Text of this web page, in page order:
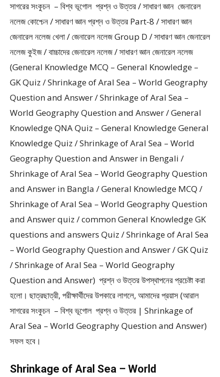
সাগরের সংকুচন – বিশ্ব ভূগোল প্রশ্ন ও উত্তর / সাধারণ জ্ঞান জেনারেল
নলেজ কোশ্চেন / সাধারণ জ্ঞান প্রশ্ন ও উত্তর Part-8 / সাধারণ জ্ঞান
জেনারেল নলেজ খেলা / জেনারেল নলেজ Group D / সাধারণ জ্ঞান জেনারেল
নলেজ কুইজ / বাচ্চাদের জেনারেল নলেজ / সাধারণ জ্ঞান জেনারেল নলেজ
(General Knowledge MCQ – General Knowledge –
GK Quiz / Shrinkage of Aral Sea – World Geography
Question and Answer / Shrinkage of Aral Sea –
World Geography Question and Answer / General
Knowledge QNA Quiz – General Knowledge General
Knowledge Quiz / Shrinkage of Aral Sea – World
Geography Question and Answer in Bengali /
Shrinkage of Aral Sea – World Geography Question
and Answer in Bangla / General Knowledge MCQ /
Shrinkage of Aral Sea – World Geography Question
and Answer quiz / common General Knowledge GK
questions and answers Quiz / Shrinkage of Aral Sea
– World Geography Question and Answer / GK Quiz
/ Shrinkage of Aral Sea – World Geography
Question and Answer) প্রশ্ন ও উত্তর উপস্থাপনের প্রচেষ্টা করা
হলাে। ছাত্রছাত্রী, পরীক্ষার্থীদের উপকারে লাগলে, আমাদের প্রয়াস (আরাল
সাগরের সংকুচন – বিশ্ব ভূগোল প্রশ্ন ও উত্তর | Shrinkage of
Aral Sea – World Geography Question and Answer)
সফল হবে।
Shrinkage of Aral Sea – World